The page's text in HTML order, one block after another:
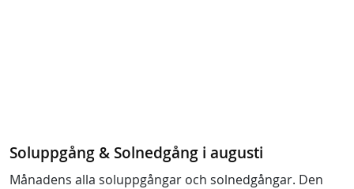
Soluppgång & Solnedgång i augusti
Månadens alla soluppgångar och solnedgångar. Den